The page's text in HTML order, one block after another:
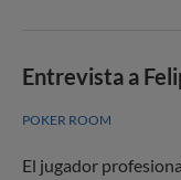
Entrevista a
POKER ROOM
El jugador